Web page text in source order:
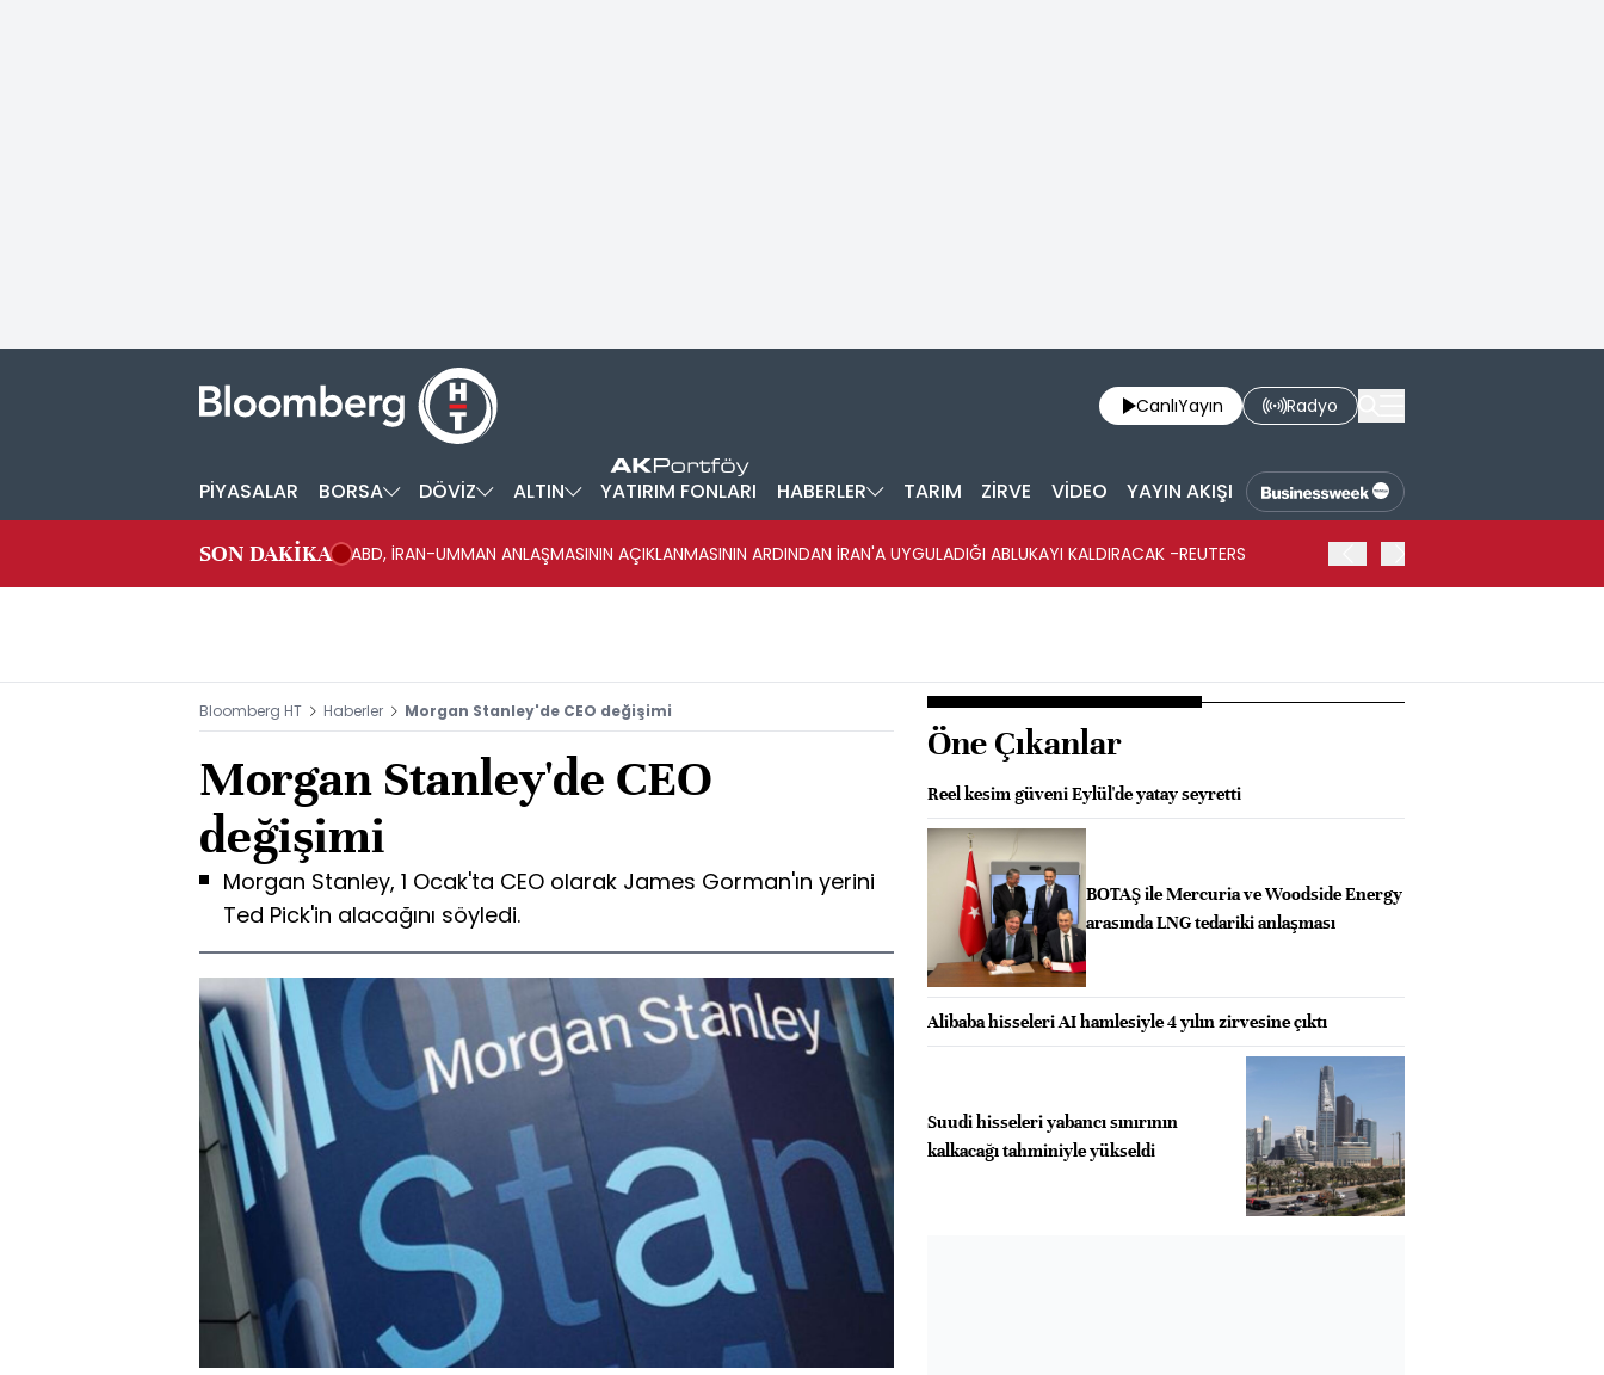
CanlıYayın Radyo
PİYASALAR BORSA DÖVİZ ALTIN YATIRIM FONLARI HABERLER TARIM ZİRVE VİDEO YAYIN AKIŞI
SON DAKİKA ABD, İRAN-UMMAN ANLAŞMASININ AÇIKLANMASININ ARDINDAN İRAN'A UYGULADIĞI ABLUKAYI KALDIRACAK -REUTERS
Bloomberg HT Haberler Morgan Stanley'de CEO değişimi
Morgan Stanley'de CEO
değişimi
Morgan Stanley, 1 Ocak'ta CEO olarak James Gorman'ın yerini
Ted Pick'in alacağını söyledi.
Öne Çıkanlar
Reel kesim güveni Eylül'de yatay seyretti
BOTAŞ ile Mercuria ve Woodside Energy
arasında LNG tedariki anlaşması
Alibaba hisseleri AI hamlesiyle 4 yılın zirvesine çıktı
Suudi hisseleri yabancı sınırının
kalkacağı tahminiyle yükseldi